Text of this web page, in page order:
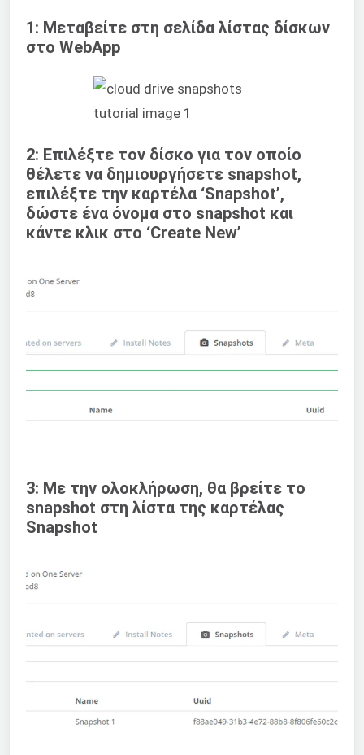
1: Μεταβείτε στη σελίδα λίστας δίσκων
στο WebApp
2: Επιλέξτε τον δίσκο για τον οποίο
θέλετε να δημιουργήσετε snapshot,
επιλέξτε την καρτέλα ‘Snapshot’,
δώστε ένα όνομα στο snapshot και
κάντε κλικ στο ‘Create New’
3: Με την ολοκλήρωση, θα βρείτε το
snapshot στη λίστα της καρτέλας
Snapshot